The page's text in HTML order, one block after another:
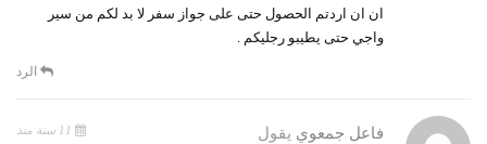
ان ان اردتم الحصول حتى على جواز سفر لا بد لكم من سير
واجي حتى يطيبو رجليكم .
الرد
فاعل جمعوي يقول